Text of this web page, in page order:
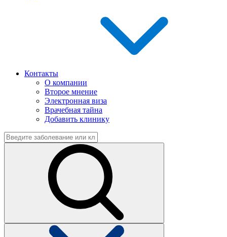
Контакты
О компании
Второе мнение
Электронная виза
Врачебная тайна
Добавить клинику